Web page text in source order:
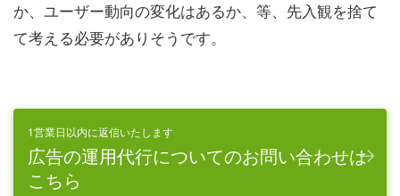
か、ユーザー動向の変化はあるか、等、先入観を捨て
て考える必要がありそうです。
1営業日以内に返信いたします
広告の運用代行についてのお問い合わせは
こちら